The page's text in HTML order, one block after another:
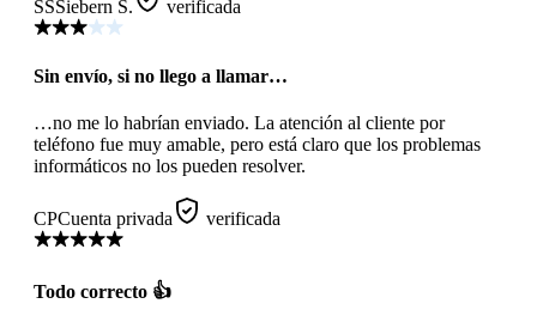
SSSiebern S. verificada
Sin envío, si no llego a llamar…
…no me lo habrían enviado. La atención al cliente por
teléfono fue muy amable, pero está claro que los problemas
informáticos no los pueden resolver.
CPCuenta privada verificada
Todo correcto 👍